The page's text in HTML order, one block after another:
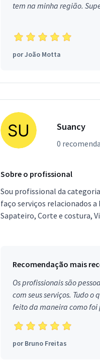
tem na minha região.
porJoão Motta
Suancy
0
Sobre o profissional
Sou profissional da
faço serviços relacionados
Sapateiro, Corte e costura,
Recomendação mais
Os profissionais são
com seus serviços. Tudo o
feito da maneira como foi
Aprovado!
porBruno Freitas